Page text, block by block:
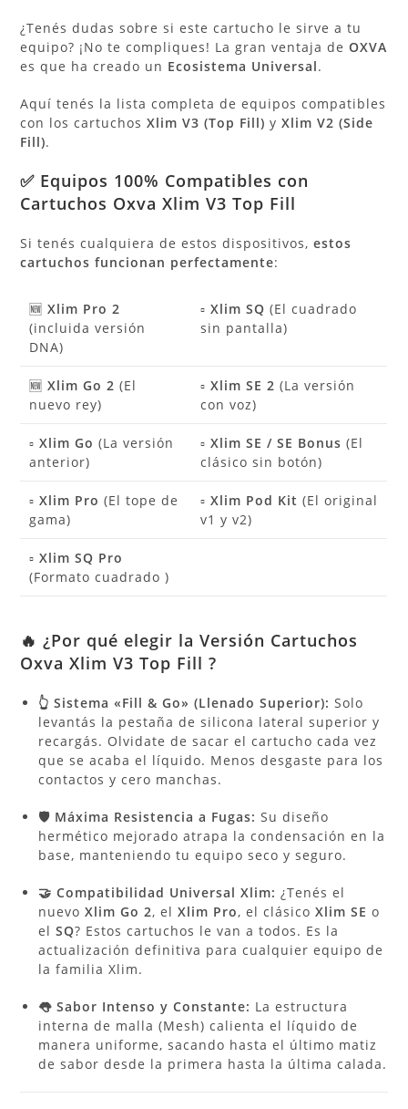
¿Tenés dudas sobre si este cartucho le sirve a tu
equipo? ¡No te compliques! La gran ventaja deOXVA
es que ha creado un Ecosistema Universal.
Aquí tenés la lista completa de equipos compatibles
con los cartuchosXlim V3 (Top Fill) yXlim V2 (Side
Fill).
✅ Equipos 100% Compatibles con
Cartuchos Oxva Xlim V3 Top Fill
Si tenés cualquiera de estos dispositivos,estos
cartuchos funcionan perfectamente:
🆕Xlim Pro 2
(incluida versión
DNA)
▫️Xlim SQ (El cuadrado
sin pantalla)
🆕Xlim Go 2 (El
nuevo rey)
▫️Xlim SE 2 (La versión
con voz)
▫️Xlim Go (La versión
anterior)
▫️Xlim SE / SE Bonus (El
clásico sin botón)
▫️Xlim Pro (El tope de
gama)
▫️Xlim Pod Kit (El original
v1 y v2)
▫️Xlim SQ Pro
(Formato cuadrado )
🔥 ¿Por qué elegir la Versión Cartuchos
Oxva Xlim V3 Top Fill ?
👆 Sistema «Fill & Go» (Llenado Superior): Solo
levantás la pestaña de silicona lateral superior y
recargás. Olvidate de sacar el cartucho cada vez
que se acaba el líquido. Menos desgaste para los
contactos y cero manchas.
🛡️ Máxima Resistencia a Fugas: Su diseño
hermético mejorado atrapa la condensación en la
base, manteniendo tu equipo seco y seguro.
🤝 Compatibilidad Universal Xlim: ¿Tenés el
nuevoXlim Go 2, elXlim Pro, el clásicoXlim SE o
elSQ? Estos cartuchos le van a todos. Es la
actualización definitiva para cualquier equipo de
la familia Xlim.
👅 Sabor Intenso y Constante: La estructura
interna de malla (Mesh) calienta el líquido de
manera uniforme, sacando hasta el último matiz
de sabor desde la primera hasta la última calada.